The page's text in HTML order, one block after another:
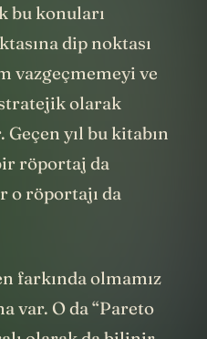
bu konuları
dip noktası
vazgeçmemeyi ve
olarak
yıl bu kitabın
röportaj da
o röportajı da
farkında olmamız
var. O da “Pareto